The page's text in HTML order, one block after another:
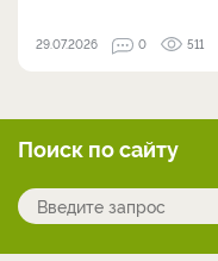
29.07.2026 0 511
Поиск по сайту